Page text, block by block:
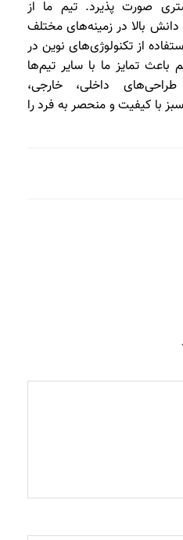
صورت پذیرد. تیم ما از
بالا در زمینه‌های مختلف
از تکنولوژی‌های نوین در
باعث تمایز ما با سایر تیم‌ها
داخلی، خارجی،
با کیفیت و منحصر به فرد را